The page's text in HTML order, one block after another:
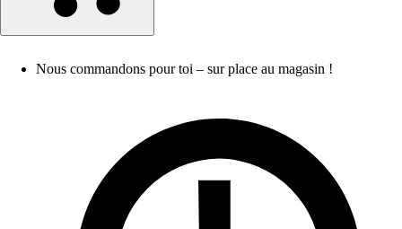
Nous commandons pour toi – sur place au magasin !